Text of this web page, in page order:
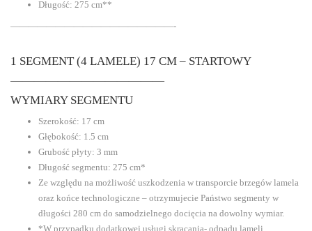
Długość: 275 cm**
——————————————————-
1 SEGMENT (4 LAMELE) 17 CM – STARTOWY
—————————————
WYMIARY SEGMENTU
Szerokość: 17 cm
Głębokość: 1.5 cm
Grubość płyty: 3 mm
Długość segmentu: 275 cm*
Ze względu na możliwość uszkodzenia w transporcie brzegów lamela
oraz końce technologiczne – otrzymujecie Państwo segmenty w
długości 280 cm do samodzielnego docięcia na dowolny wymiar.
*W przypadku dodatkowej usługi skracania- odpadu lameli